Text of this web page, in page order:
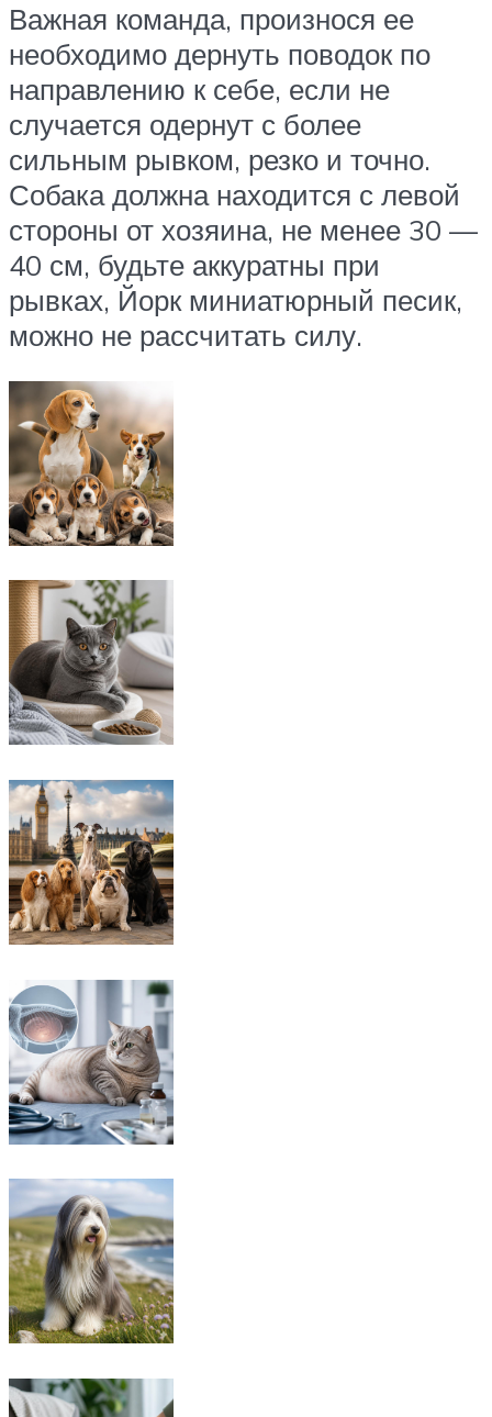
Важная команда, произнося ее
необходимо дернуть поводок по
направлению к себе, если не
случается одернут с более
сильным рывком, резко и точно.
Собака должна находится с левой
стороны от хозяина, не менее 30 —
40 см, будьте аккуратны при
рывках, Йорк миниатюрный песик,
можно не рассчитать силу.